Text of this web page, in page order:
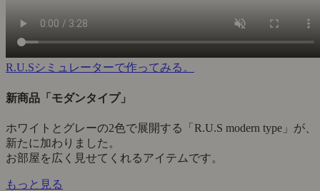
R.U.Sシミュレーターで作ってみる。
新商品「モダンタイプ」
ホワイトとグレーの2色で展開する「R.U.S modern type」が、
新たに加わりました。
お部屋を広く見せてくれるアイテムです。
もっと見る